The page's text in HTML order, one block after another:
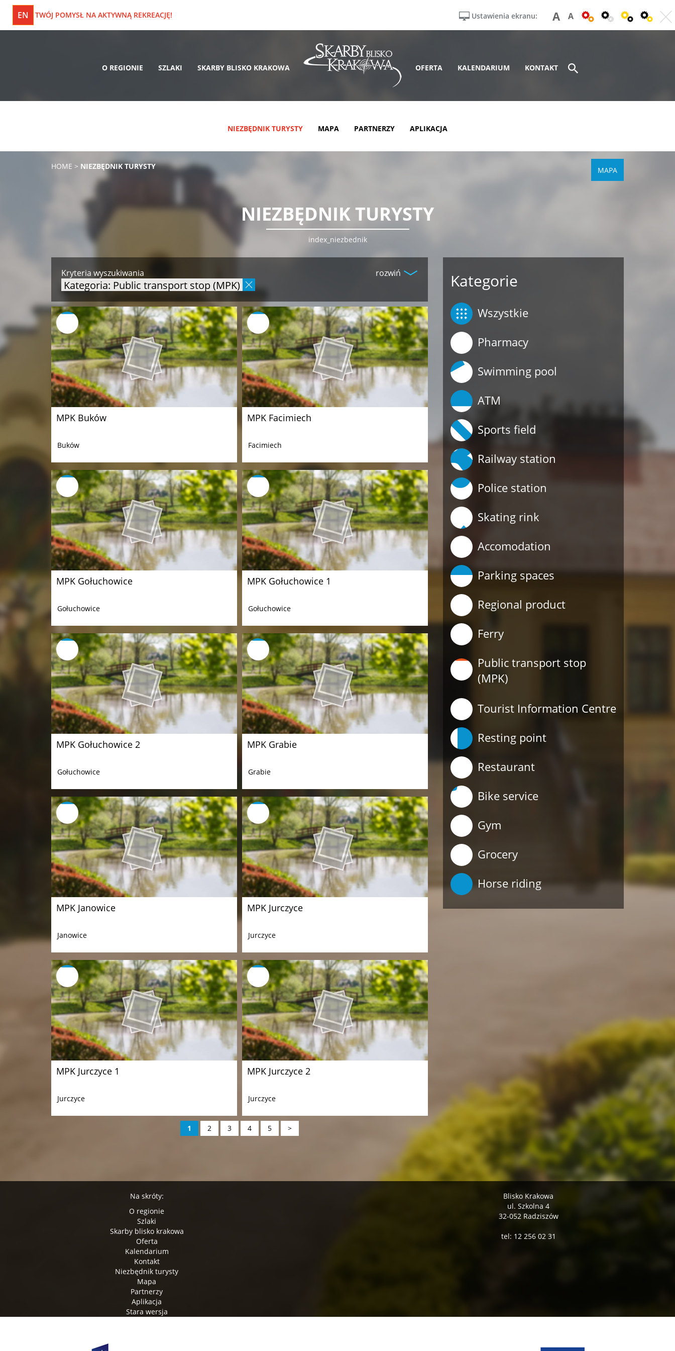
EN TWÓJ POMYSŁ NA AKTYWNĄ REKREACJĘ! Ustawienia ekranu: A A
O REGIONIE SZLAKI SKARBY BLISKO KRAKOWA OFERTA KALENDARIUM KONTAKT
NIEZBĘDNIK TURYSTY MAPA PARTNERZY APLIKACJA
HOME > NIEZBĘDNIK TURYSTY MAPA
NIEZBĘDNIK TURYSTY
index_niezbednik
rozwiń
Kryteria wyszukiwania
Kategoria: Public transport stop (MPK)
MPK Buków
Buków
MPK Facimiech
Facimiech
MPK Gołuchowice
Gołuchowice
MPK Gołuchowice 1
Gołuchowice
MPK Gołuchowice 2
Gołuchowice
MPK Grabie
Grabie
MPK Janowice
Janowice
MPK Jurczyce
Jurczyce
MPK Jurczyce 1
Jurczyce
MPK Jurczyce 2
Jurczyce
1 2 3 4 5 >
Kategorie
Wszystkie
Pharmacy
Swimming pool
ATM
Sports field
Railway station
Police station
Skating rink
Accomodation
Parking spaces
Regional product
Ferry
Public transport stop
(MPK)
Tourist Information Centre
Resting point
Restaurant
Bike service
Gym
Grocery
Horse riding
Na skróty:
O regionie
Szlaki
Skarby blisko krakowa
Oferta
Kalendarium
Kontakt
Niezbędnik turysty
Mapa
Partnerzy
Aplikacja
Stara wersja
Blisko Krakowa
ul. Szkolna 4
32-052 Radziszów
tel: 12 256 02 31